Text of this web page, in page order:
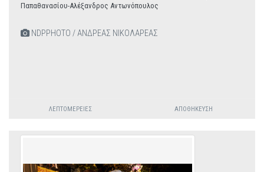
Παπαθανασίου-Αλέξανδρος Αντωνόπουλος
NDPPHOTO / ΑΝΔΡΕΑΣ ΝΙΚΟΛΑΡΕΑΣ
ΛΕΠΤΟΜΈΡΕΙΕΣ ΑΠΟΘΉΚΕΥΣΗ